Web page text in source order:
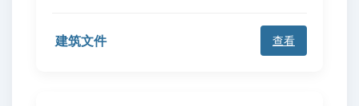
建筑文件 查看